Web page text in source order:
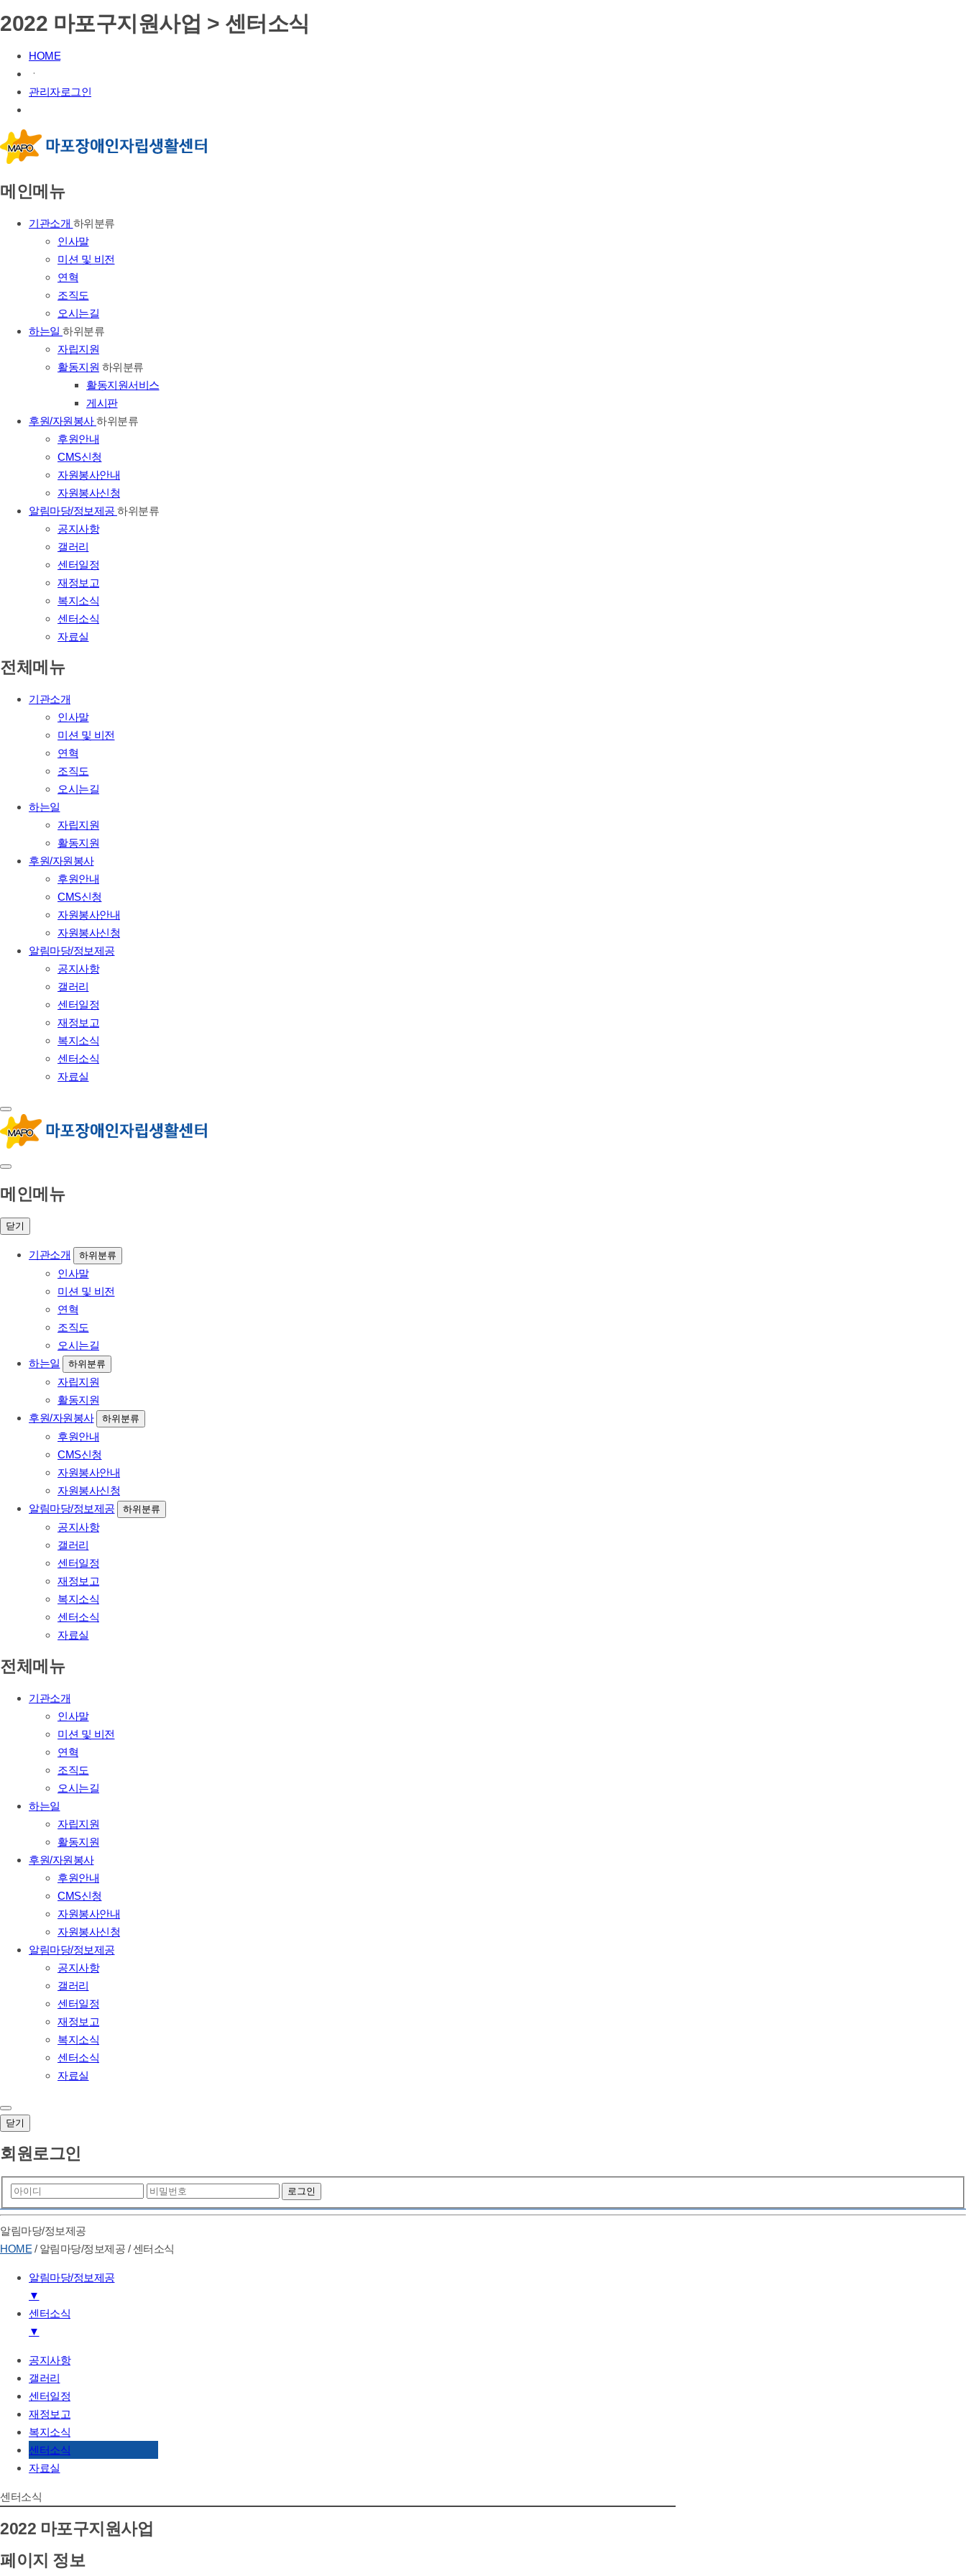
2022 마포구지원사업 > 센터소식
HOME
ㆍ
관리자로그인
메인메뉴
기관소개 하위분류
인사말
미션 및 비전
연혁
조직도
오시는길
하는일 하위분류
자립지원
활동지원 하위분류
활동지원서비스
게시판
후원/자원봉사하위분류
후원안내
CMS신청
자원봉사안내
자원봉사신청
알림마당/정보제공 하위분류
공지사항
갤러리
센터일정
재정보고
복지소식
센터소식
자료실
전체메뉴
기관소개
인사말
미션 및 비전
연혁
조직도
오시는길
하는일
자립지원
활동지원
후원/자원봉사
후원안내
CMS신청
자원봉사안내
자원봉사신청
알림마당/정보제공
공지사항
갤러리
센터일정
재정보고
복지소식
센터소식
자료실
메인메뉴
닫기
기관소개 하위분류
인사말
미션 및 비전
연혁
조직도
오시는길
하는일
하위분류
자립지원
활동지원
후원/자원봉사
하위분류
후원안내
CMS신청
자원봉사안내
자원봉사신청
알림마당/정보제공
하위분류
공지사항
갤러리
센터일정
재정보고
복지소식
센터소식
자료실
전체메뉴
기관소개
인사말
미션 및 비전
연혁
조직도
오시는길
하는일
자립지원
활동지원
후원/자원봉사
후원안내
CMS신청
자원봉사안내
자원봉사신청
알림마당/정보제공
공지사항
갤러리
센터일정
재정보고
복지소식
센터소식
자료실
닫기
회원로그인
알림마당/정보제공
HOME / 알림마당/정보제공 / 센터소식
알림마당/정보제공
▼
기관소개
알림마당/정보제공
센터소식
▼
갤러리
센터일정
재정보고
복지소식
센터소식
자료실
공지사항
갤러리
센터일정
재정보고
복지소식
센터소식
자료실
센터소식
2022 마포구지원사업
페이지 정보